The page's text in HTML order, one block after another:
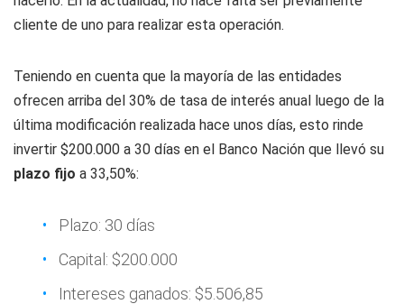
cliente de uno para realizar esta operación.
Teniendo en cuenta que la mayoría de las entidades
ofrecen arriba del 30% de tasa de interés anual luego de la
última modificación realizada hace unos días, esto rinde
invertir $200.000 a 30 días en el Banco Nación que llevó su
plazo fijo a 33,50%:
Plazo: 30 días
Capital: $200.000
Intereses ganados: $5.506,85